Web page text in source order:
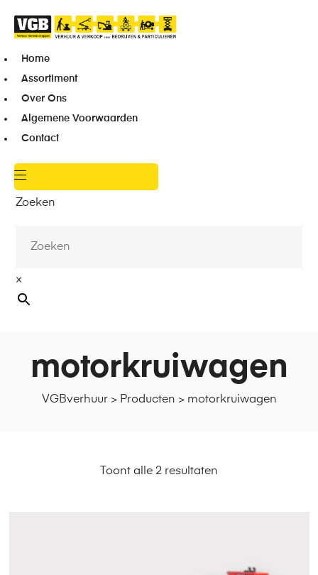
Home
Assortiment
Over Ons
Algemene Voorwaarden
Contact
Zoeken
×
VGBverhuur> Producten > motorkruiwagen
motorkruiwagen
Toont alle 2 resultaten